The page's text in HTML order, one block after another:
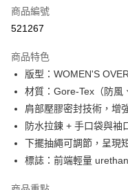
Apple Pay
AlipayHK
WeChat Pay
送貨方式
商品編號
521267
商品特色
版型：WOMEN'S
材質：Gore-Tex（防風
肩部壓膠密封技術，增
防水拉鍊 + 手口袋與袖
下擺抽繩可調節，呈現
標誌：前端輕量